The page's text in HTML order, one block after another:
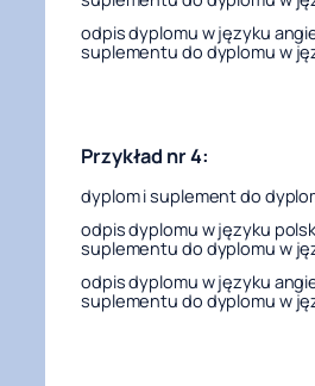
odpis dyplomu w języku
suplementu do dyplomu w
Przykład nr 4:
dyplom i suplement do
odpis dyplomu w języku
suplementu do dyplomu w
odpis dyplomu w języku
suplementu do dyplomu w